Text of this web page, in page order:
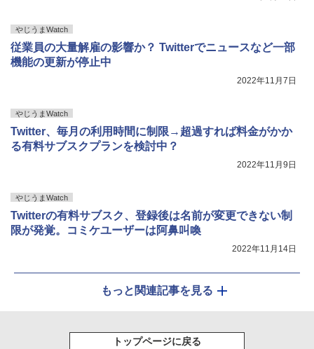
やじうまWatch
従業員の大量解雇の影響か？ Twitterでニュースなど一部
機能の更新が停止中
2022年11月7日
やじうまWatch
Twitter、毎月の利用時間に制限→超過すれば料金がかか
る有料サブスクプランを検討中？
2022年11月9日
やじうまWatch
Twitterの有料サブスク、登録後は名前が変更できない制
限が発覚。コミケユーザーは阿鼻叫喚
2022年11月14日
もっと関連記事を見る
トップページに戻る